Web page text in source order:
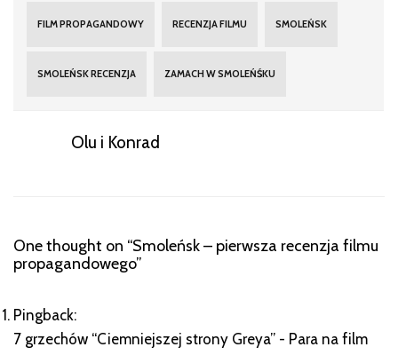
FILM PROPAGANDOWY RECENZJA FILMU SMOLEŃSK
SMOLEŃSK RECENZJA ZAMACH W SMOLEŃŚKU
Olu i Konrad
One thought on “Smoleńsk – pierwsza recenzja filmu
propagandowego”
Pingback:
7 grzechów “Ciemniejszej strony Greya” - Para na film